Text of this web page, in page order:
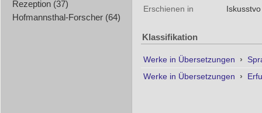
Rezeption (37)
Hofmannsthal-Forscher (64)
Erschienen in
Klassifikation
Werke in Übersetzungen ›
Werke in Übersetzungen
›